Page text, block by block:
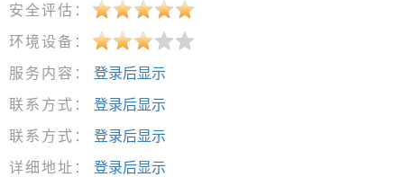
安全评估：
环境设备：
服务内容：
登录后显示
联系方式：
登录后显示
联系方式：
登录后显示
详细地址：
登录后显示